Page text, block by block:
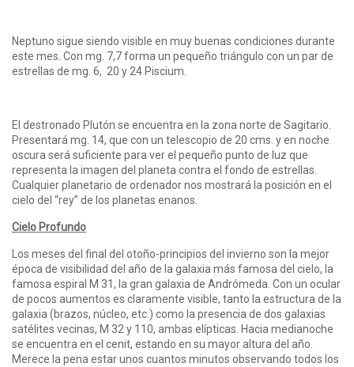
Neptuno sigue siendo visible en muy buenas condiciones durante
este mes. Con mg. 7,7 forma un pequeño triángulo con un par de
estrellas de mg. 6, 20 y 24 Piscium.
El destronado Plutón se encuentra en la zona norte de Sagitario.
Presentará mg. 14, que con un telescopio de 20 cms. y en noche
oscura será suficiente para ver el pequeño punto de luz que
representa la imagen del planeta contra el fondo de estrellas.
Cualquier planetario de ordenador nos mostrará la posición en el
cielo del “rey” de los planetas enanos.
Cielo Profundo
Los meses del final del otoño-principios del invierno son la mejor
época de visibilidad del año de la galaxia más famosa del cielo, la
famosa espiral M 31, la gran galaxia de Andrómeda. Con un ocular
de pocos aumentos es claramente visible, tanto la estructura de la
galaxia (brazos, núcleo, etc.) como la presencia de dos galaxias
satélites vecinas, M 32 y 110, ambas elípticas. Hacia medianoche
se encuentra en el cenit, estando en su mayor altura del año.
Merece la pena estar unos cuantos minutos observando todos los